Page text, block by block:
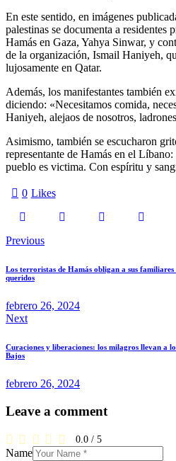
En este sentido, en imágenes
palestinas se documenta a residentes
Hamás en Gaza, Yahya Sinwar, y
de la organización, Ismail Haniyeh,
lujosamente en Qatar.
Además, los manifestantes también
diciendo: «Necesitamos comida,
Haniyeh, alejaos de nosotros,
Asimismo, también se escucharon
representante de Hamás en el
pueblo es victima. Con espíritu y
0 Likes
Previous
Los terroristas de Hamás obligan a sus familiares
queridos
febrero 26, 2024
Next
Curaciones y liberaciones: los milagros llevan a
Bajos
febrero 26, 2024
Leave a comment
0.0 / 5
Name